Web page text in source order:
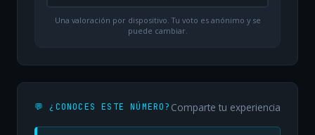
Una valoración por dispositivo. Tu voto es anónimo y se
puede cambiar.
💬 ¿CONOCES ESTE NÚMERO? Comparte tu experiencia